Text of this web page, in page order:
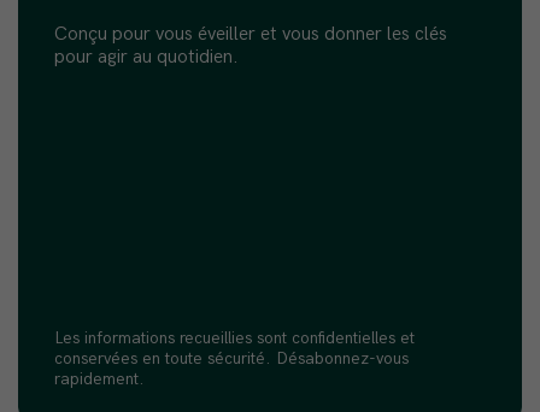
Conçu pour vous éveiller et vous donner les clés
pour agir au quotidien.
Les informations recueillies sont confidentielles et
conservées en toute sécurité. Désabonnez-vous
rapidement.